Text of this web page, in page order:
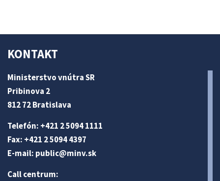
KONTAKT
Ministerstvo vnútra SR
Pribinova 2
812 72 Bratislava
Telefón: +421 2 5094 1111
Fax: +421 2 5094 4397
E-mail: public@minv.sk
Call centrum: